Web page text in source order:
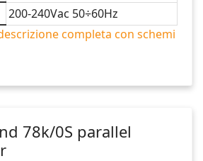
200-240Vac 50÷60Hz
completa con schemi
78k/0S parallel